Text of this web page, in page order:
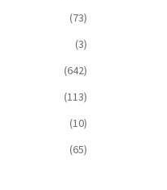
(73)
(3)
(642)
(113)
(10)
(65)